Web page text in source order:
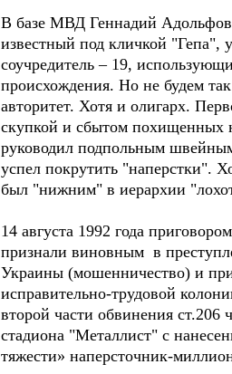
В базе МВД Геннадий
известный под кличкой "Гепа",
соучредитель – 19,
происхождения. Но не будем
авторитет. Хотя и олигарх.
скупкой и сбытом похищенных
руководил подпольным
успел покрутить "наперстки".
был "нижним" в иерархии
14 августа 1992 года
признали виновным в
Украины (мошенничество) и
исправительно-трудовой
второй части обвинения ст.206
стадиона "Металлист" с
тяжести» наперсточник-